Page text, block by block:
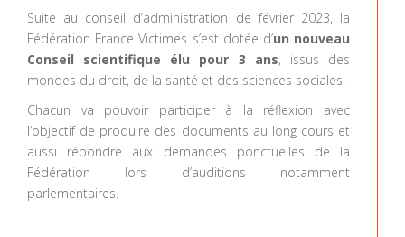
Suite au conseil d’administration de février 2023, la
Fédération France Victimes s’est dotée d’un nouveau
Conseil scientifique élu pour 3 ans, issus des
mondes du droit, de la santé et des sciences sociales.
Chacun va pouvoir participer à la réflexion avec
l’objectif de produire des documents au long cours et
aussi répondre aux demandes ponctuelles de la
Fédération lors d’auditions notamment
parlementaires.